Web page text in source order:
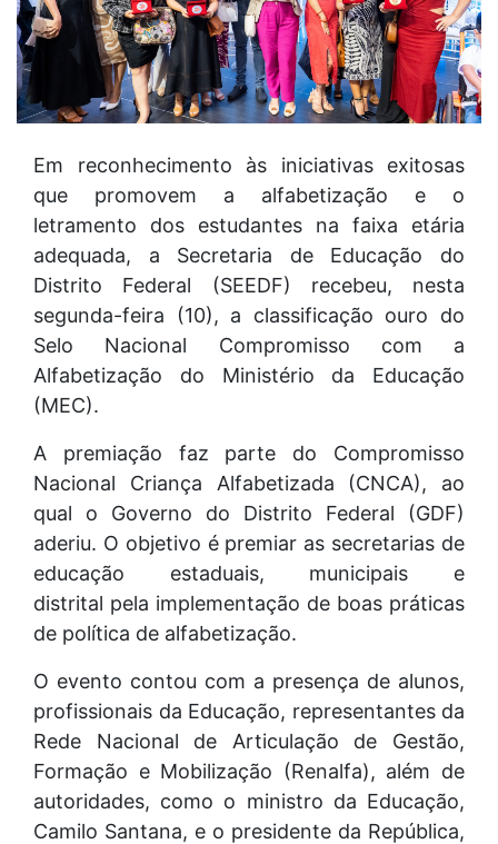
Em reconhecimento às iniciativas exitosas
que promovem a alfabetização e o
letramento dos estudantes na faixa etária
adequada, a Secretaria de Educação do
Distrito Federal (SEEDF) recebeu, nesta
segunda-feira (10), a classificação ouro do
Selo Nacional Compromisso com a
Alfabetização do Ministério da Educação
(MEC).
A premiação faz parte do Compromisso
Nacional Criança Alfabetizada (CNCA), ao
qual o Governo do Distrito Federal (GDF)
aderiu. O objetivo é premiar as secretarias de
educação estaduais, municipais e
distrital pela implementação de boas práticas
de política de alfabetização.
O evento contou com a presença de alunos,
profissionais da Educação, representantes da
Rede Nacional de Articulação de Gestão,
Formação e Mobilização (Renalfa), além de
autoridades, como o ministro da Educação,
Camilo Santana, e o presidente da República,